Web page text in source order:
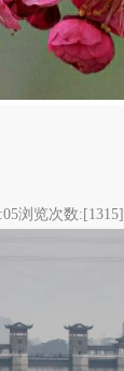
浏览次数:[1315]